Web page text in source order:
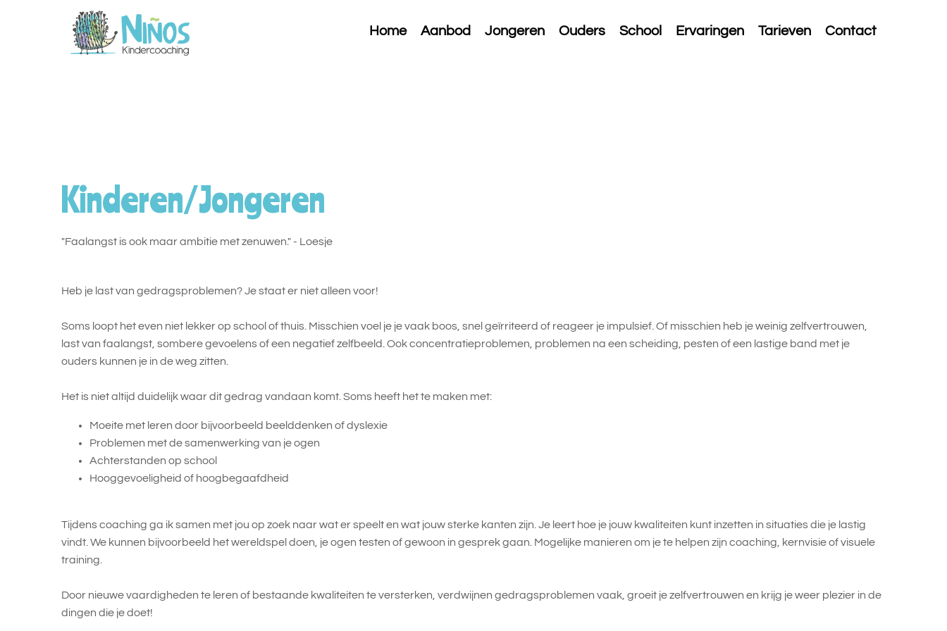
Home Aanbod Jongeren Ouders School Ervaringen Tarieven Contact
Kinderen/Jongeren
"Faalangst is ook maar ambitie met zenuwen." - Loesje
Heb je last van gedragsproblemen? Je staat er niet alleen voor!
Soms loopt het even niet lekker op school of thuis. Misschien voel je je vaak boos, snel geïrriteerd of reageer je impulsief. Of misschien heb je weinig zelfvertrouwen,
last van faalangst, sombere gevoelens of een negatief zelfbeeld. Ook concentratieproblemen, problemen na een scheiding, pesten of een lastige band met je
ouders kunnen je in de weg zitten.
Het is niet altijd duidelijk waar dit gedrag vandaan komt. Soms heeft het te maken met:
Moeite met leren door bijvoorbeeld beelddenken of dyslexie
Problemen met de samenwerking van je ogen
Achterstanden op school
Hooggevoeligheid of hoogbegaafdheid
Tijdens coaching ga ik samen met jou op zoek naar wat er speelt en wat jouw sterke kanten zijn. Je leert hoe je jouw kwaliteiten kunt inzetten in situaties die je lastig
vindt. We kunnen bijvoorbeeld het wereldspel doen, je ogen testen of gewoon in gesprek gaan. Mogelijke manieren om je te helpen zijn coaching, kernvisie of visuele
training.
Door nieuwe vaardigheden te leren of bestaande kwaliteiten te versterken, verdwijnen gedragsproblemen vaak, groeit je zelfvertrouwen en krijg je weer plezier in de
dingen die je doet!